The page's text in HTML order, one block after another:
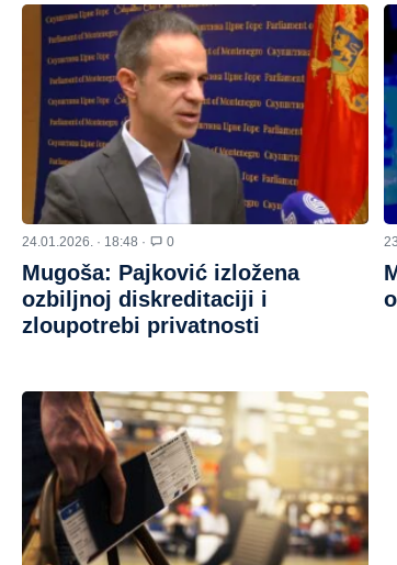
24.01.2026. · 18:48 · 0
Mugoša: Pajković izložena
ozbiljnoj diskreditaciji i
zloupotrebi privatnosti